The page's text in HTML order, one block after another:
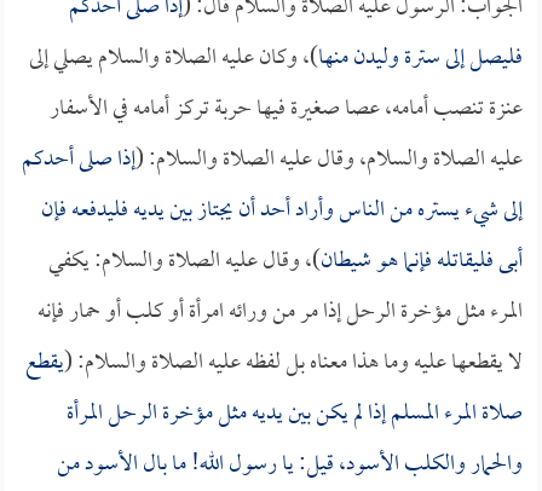
فليصل إلى سترة وليدن منها)، وكان عليه الصلاة والسلام يصلي إلى
عنزة تنصب أمامه، عصا صغيرة فيها حربة تركز أمامه في الأسفار
عليه الصلاة والسلام، وقال عليه الصلاة والسلام: (إذا صلى أحدكم
إلى شيء يستره من الناس وأراد أحد أن يجتاز بين يديه فليدفعه فإن
أبى فليقاتله فإنما هو شيطان)، وقال عليه الصلاة والسلام: يكفي
المرء مثل مؤخرة الرحل إذا مر من ورائه امرأة أو كلب أو حمار فإنه
لا يقطعها عليه وما هذا معناه بل لفظه عليه الصلاة والسلام: (يقطع
صلاة المرء المسلم إذا لم يكن بين يديه مثل مؤخرة الرحل المرأة
والحمار والكلب الأسود، قيل: يا رسول الله! ما بال الأسود من